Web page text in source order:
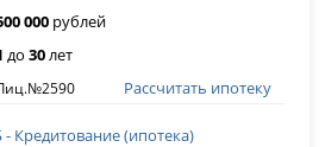
000 рублей
до30лет
Рассчитать ипотеку
- Кредитование (ипотека)